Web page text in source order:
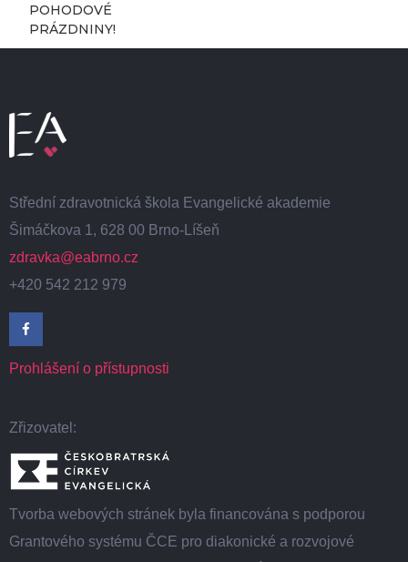
POHODOVÉ
PRÁZDNINY!
Střední zdravotnická škola Evangelické akademie
Šimáčkova 1, 628 00 Brno-Líšeň
zdravka@eabrno.cz
+420 542 212 979
Prohlášení o přístupnosti
Zřizovatel:
Tvorba webových stránek byla financována s podporou
Grantového systému ČCE pro diakonické a rozvojové